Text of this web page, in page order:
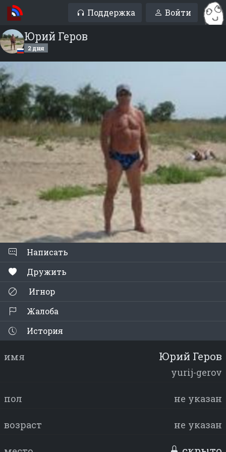
Поддержка Войти
Юрий Геров
2 дня
Написать
Дружить
Игнор
Жалоба
История
имя Юрий Геров
yurij-gerov
пол не указан
возраст не указан